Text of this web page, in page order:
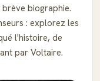
biographie.
: explorez les
l'histoire, de
par Voltaire.